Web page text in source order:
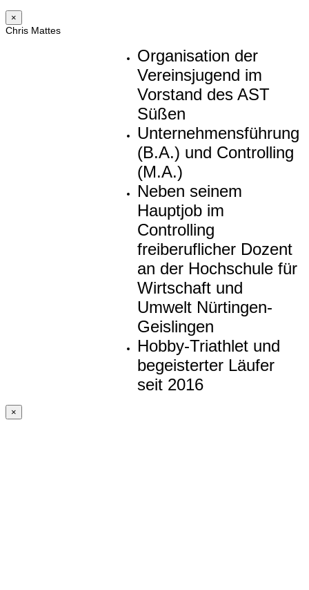
×
Chris Mattes
Organisation der
Vereinsjugend im
Vorstand des AST
Süßen
Unternehmensführung
(B.A.) und Controlling
(M.A.)
Neben seinem
Hauptjob im
Controlling
freiberuflicher Dozent
an der Hochschule für
Wirtschaft und
Umwelt Nürtingen-
Geislingen
Hobby-Triathlet und
begeisterter Läufer
seit 2016
×